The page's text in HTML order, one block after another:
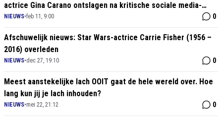
actrice Gina Carano ontslagen na kritische sociale media-
posts
NIEUWS•feb 11, 9:00 0
Afschuwelijk nieuws: Star Wars-actrice Carrie Fisher (1956 –
2016) overleden
NIEUWS•dec 27, 19:10 0
Meest aanstekelijke lach OOIT gaat de hele wereld over. Hoe
lang kun jij je lach inhouden?
NIEUWS•mei 22, 21:12 0